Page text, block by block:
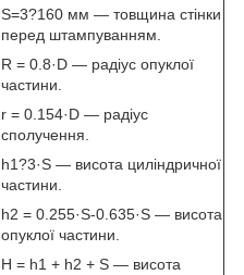
S=3?160 мм — товщина стінки
перед штампуванням.
R = 0.8·D — радіус опуклої
частини.
r = 0.154·D — радіус
сполучення.
h1?3·S — висота циліндричної
частини.
h2 = 0.255·S-0.635·S — висота
опуклої частини.
H = h1 + h2 + S — висота